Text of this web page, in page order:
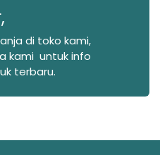
di toko kami,
kami untuk info
terbaru.